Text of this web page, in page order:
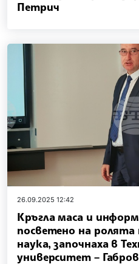
Петрич
26.09.2025 12:42
Кръгла маса и
посветено на ролята
наука, започнаха в
университет –